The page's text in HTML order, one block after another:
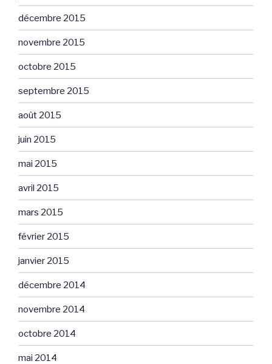
décembre 2015
novembre 2015
octobre 2015
septembre 2015
août 2015
juin 2015
mai 2015
avril 2015
mars 2015
février 2015
janvier 2015
décembre 2014
novembre 2014
octobre 2014
mai 2014